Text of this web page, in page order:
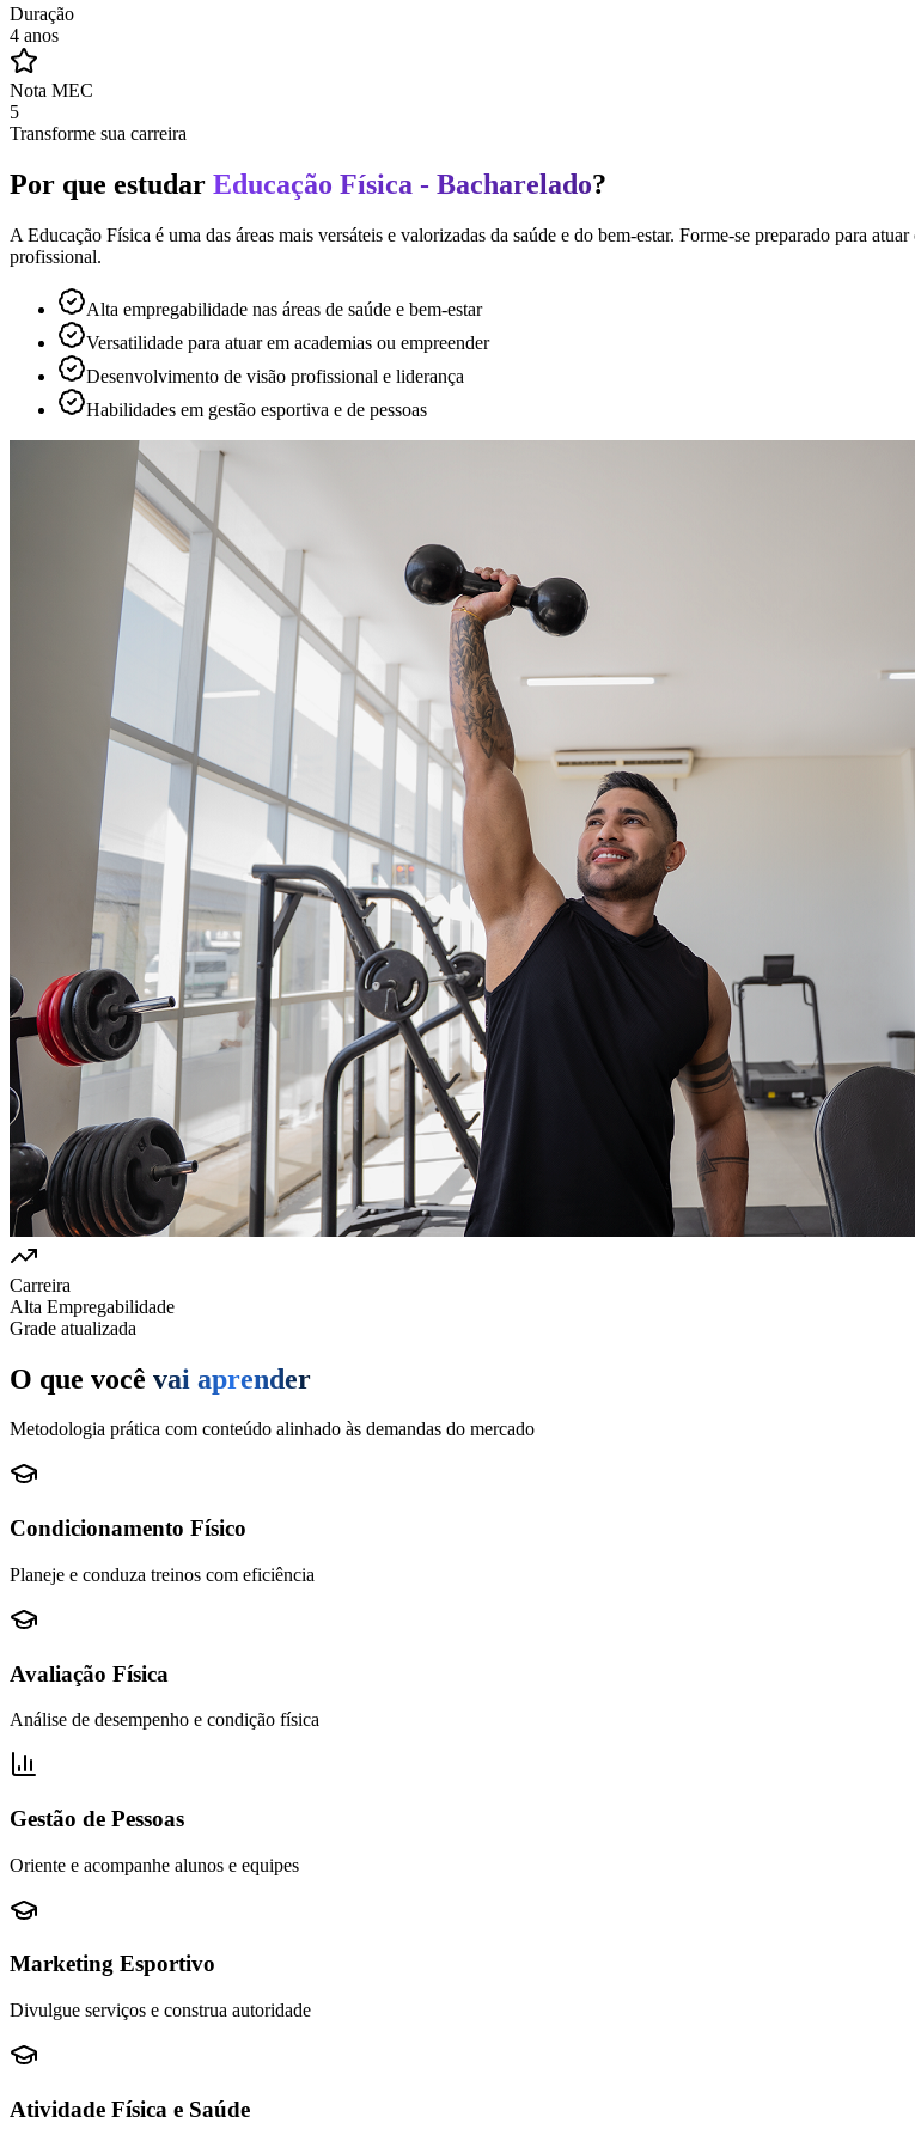
Duração
4 anos
Nota MEC
5
Transforme sua carreira
Por que estudar Educação Física - Bacharelado?
A Educação Física é uma das áreas mais versáteis e valorizadas da saúde e do bem-estar. Forme-se preparado para
profissional.
Alta empregabilidade nas áreas de saúde e bem-estar
Versatilidade para atuar em academias ou empreender
Desenvolvimento de visão profissional e liderança
Habilidades em gestão esportiva e de pessoas
Carreira
Alta Empregabilidade
Grade atualizada
O que você vai aprender
Metodologia prática com conteúdo alinhado às demandas do mercado
Condicionamento Físico
Planeje e conduza treinos com eficiência
Avaliação Física
Análise de desempenho e condição física
Gestão de Pessoas
Oriente e acompanhe alunos e equipes
Marketing Esportivo
Divulgue serviços e construa autoridade
Atividade Física e Saúde